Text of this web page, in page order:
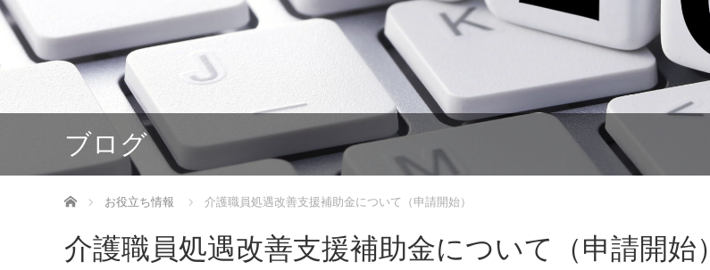
ブログ
ホーム お役立ち情報 介護職員処遇改善支援補助金について（申請開始）
介護職員処遇改善支援補助金について（申請開始）